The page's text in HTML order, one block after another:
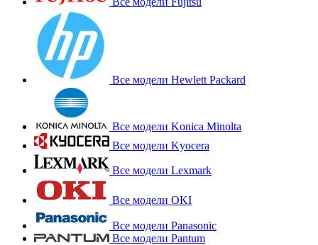
Все модели Hewlett Packard
Все модели Konica Minolta
Все модели Kyocera
Все модели Lexmark
Все модели OKI
Все модели Panasonic
Все модели Pantum